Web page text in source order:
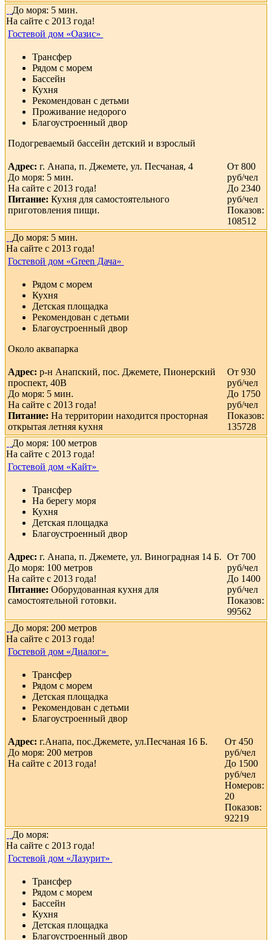
До моря: 5 мин.
На сайте с 2013 года!
Гостевой дом «Оазис»
Трансфер
Рядом с морем
Бассейн
Кухня
Рекомендован с детьми
Проживание недорого
Благоустроенный двор
Подогреваемый бассейн детский и взрослый
Адрес: г. Анапа, п. Джемете, ул. Песчаная, 4
До моря: 5 мин.
На сайте с 2013 года!
Питание: Кухня для самостоятельного
приготовления пищи.
От 800
руб/чел
До 2340
руб/чел
Показов:
108512
До моря: 5 мин.
На сайте с 2013 года!
Гостевой дом «Green Дача»
Рядом с морем
Кухня
Детская площадка
Рекомендован с детьми
Благоустроенный двор
Около аквапарка
Адрес: р-н Анапский, пос. Джемете, Пионерский
проспект, 40В
До моря: 5 мин.
На сайте с 2013 года!
Питание: На территории находится просторная
открытая летняя кухня
От 930
руб/чел
До 1750
руб/чел
Показов:
135728
До моря: 100 метров
На сайте с 2013 года!
Гостевой дом «Кайт»
Трансфер
На берегу моря
Кухня
Детская площадка
Благоустроенный двор
Адрес: г. Анапа, п. Джемете, ул. Виноградная 14 Б.
До моря: 100 метров
На сайте с 2013 года!
Питание: Оборудованная кухня для
самостоятельной готовки.
От 700
руб/чел
До 1400
руб/чел
Показов:
99562
До моря: 200 метров
На сайте с 2013 года!
Гостевой дом «Диалог»
Трансфер
Рядом с морем
Детская площадка
Рекомендован с детьми
Благоустроенный двор
Адрес: г.Анапа, пос.Джемете, ул.Песчаная 16 Б.
До моря: 200 метров
На сайте с 2013 года!
От 450
руб/чел
До 1500
руб/чел
Номеров:
20
Показов:
92219
До моря:
На сайте с 2013 года!
Гостевой дом «Лазурит»
Трансфер
Рядом с морем
Бассейн
Кухня
Детская площадка
Благоустроенный двор